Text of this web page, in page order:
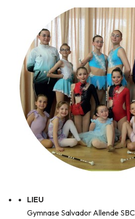
LIEU
Gymnase Salvador Allende SBC